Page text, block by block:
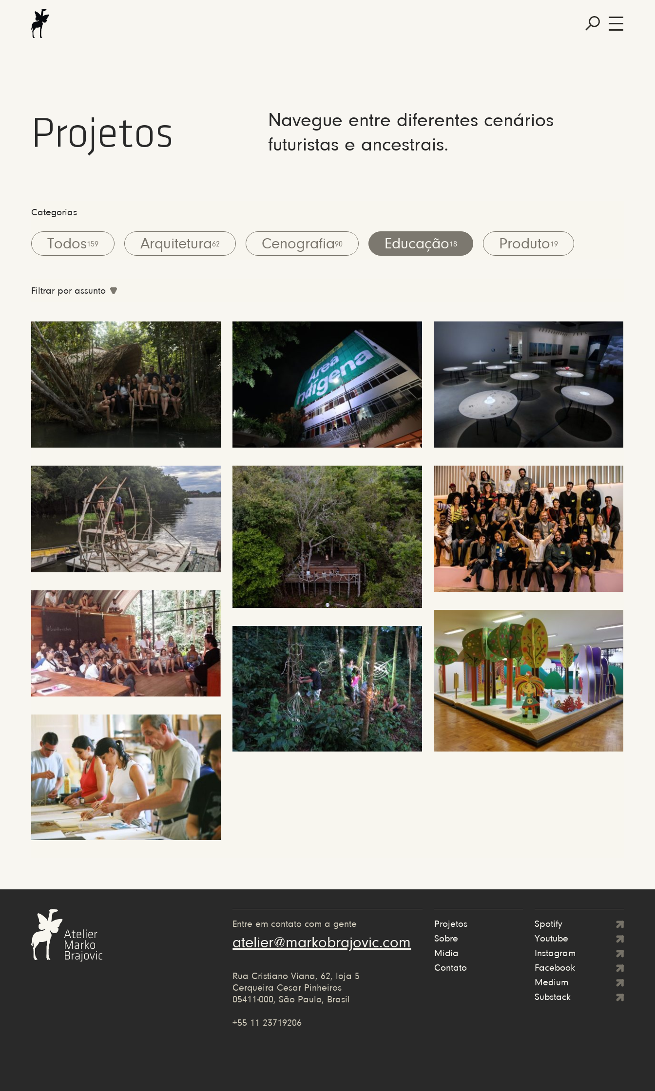
Projetos
Navegue entre diferentes cenários
futuristas e ancestrais.
Categorias
Todos159 Arquitetura62 Cenografia90 Educação18 Produto19
Filtrar por assunto
Entre em contato com a gente
atelier@markobrajovic.com
Rua Cristiano Viana, 62, loja 5
Cerqueira Cesar Pinheiros
05411-000, São Paulo, Brasil
+55 11 23719206
Projetos
Sobre
Mídia
Contato
Spotify
Youtube
Instagram
Facebook
Medium
Substack